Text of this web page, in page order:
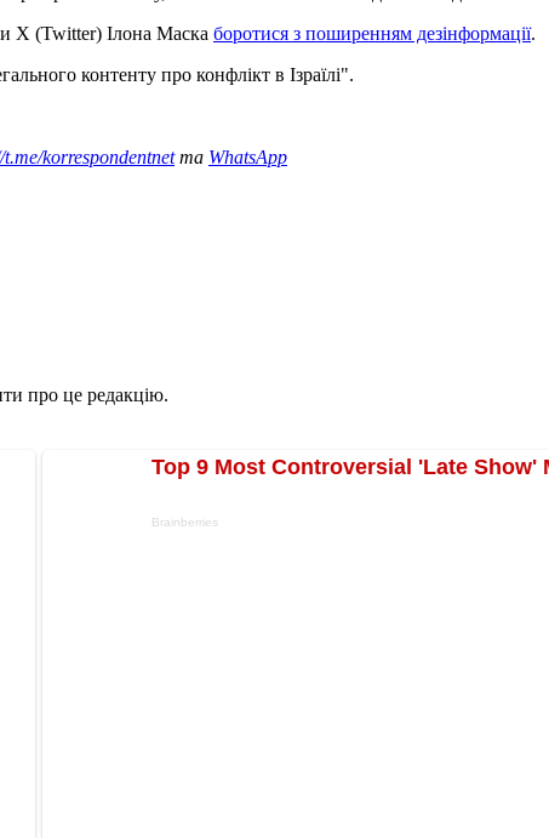
X (Twitter) Ілона Маска боротися з поширенням дезінформації.
контенту про конфлікт в Ізраїлі".
korrespondentnetта WhatsApp
про це редакцію.